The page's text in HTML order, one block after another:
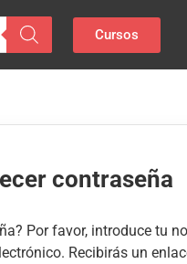
Cursos
Por favor, introduce tu
Recibirás un